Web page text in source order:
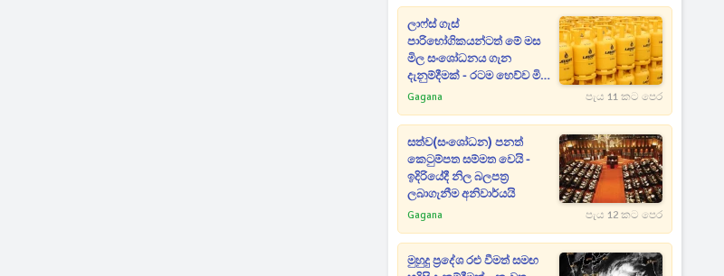
ලාෆ්ස් ගැස්
පාරිභෝගිකයන්ටත් මේ මස
මිල සංශෝධනය ගැන
දැනුම්දීමක් - රටම හෙව්ව මිල
ගණන් මෙන්න
Gagana පැය 11 කට පෙර
සත්ව(සංශෝධන) පනත්
කෙටුම්පත සම්මත වෙයි -
ඉදිරියේදී නිල බලපත්‍ර
ලබාගැනීම අනිවාර්යයි
Gagana පැය 12 කට පෙර
මුහුදු ප්‍රදේශ රළු වීමත් සමඟ